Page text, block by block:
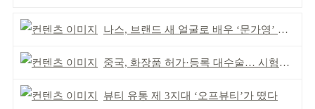
나스, 브랜드 새 얼굴로 배우 ‘문가영’ 발탁
중국, 화장품 허가·등록 대수술… 시험자료 공용 허용
뷰티 유통 제 3지대 ‘오프뷰티’가 떴다